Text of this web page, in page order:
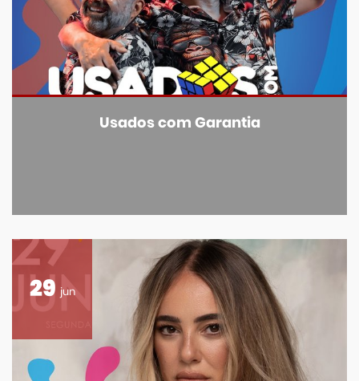
Usados com Garantia
29 jun